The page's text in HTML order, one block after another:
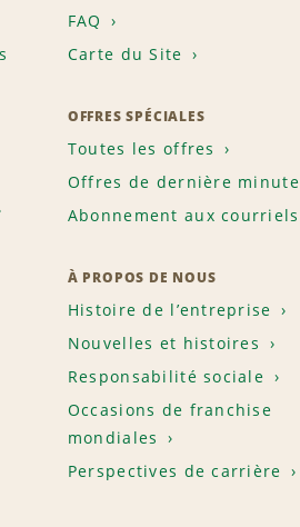
FAQ
Carte du Site
OFFRES SPÉCIALES
Toutes les offres
Offres de dernière minute
Abonnement aux courriels
À PROPOS DE NOUS
Histoire de l’entreprise
Nouvelles et histoires
Responsabilité sociale
Occasions de franchise
mondiales
Perspectives de carrière